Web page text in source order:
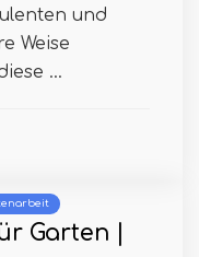
und
Weise
...
Garten |